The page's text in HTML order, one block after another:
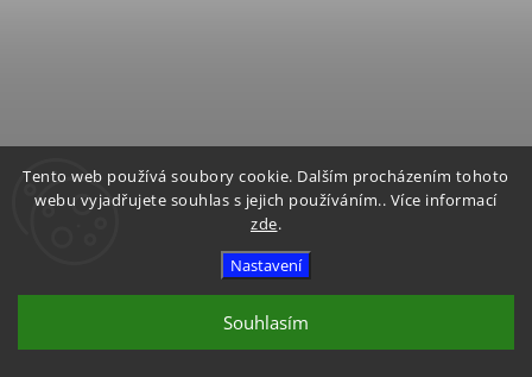
Tento web používá soubory cookie. Dalším procházením tohoto
webu vyjadřujete souhlas s jejich používáním.. Více informací
zde.
Nastavení
Souhlasím